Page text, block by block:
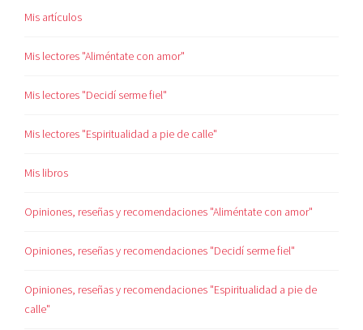
Mis artículos
Mis lectores "Aliméntate con amor"
Mis lectores "Decidí serme fiel"
Mis lectores "Espiritualidad a pie de calle"
Mis libros
Opiniones, reseñas y recomendaciones "Aliméntate con amor"
Opiniones, reseñas y recomendaciones "Decidí serme fiel"
Opiniones, reseñas y recomendaciones "Espiritualidad a pie de
calle"